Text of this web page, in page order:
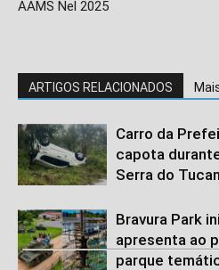
AAMS Nel 2025
ARTIGOS RELACIONADOS
Carro da
capota
Serra do
Bravura Park
apresenta ao
parque